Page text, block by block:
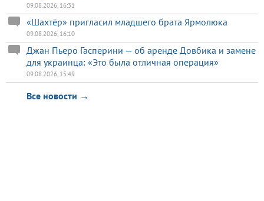
09.08.2026, 16:31
«Шахтёр» пригласил младшего брата Ярмолюка
09.08.2026, 16:10
Джан Пьеро Гасперини — об аренде Довбика и замене
для украинца: «Это была отличная операция»
09.08.2026, 15:49
Все новости →